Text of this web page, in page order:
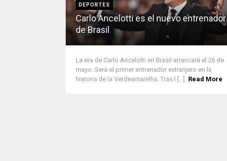
DEPORTES
Carlo Ancelotti es el nuevo entrenador
de Brasil
La era de Carlo Ancelotti en Brasil arrancará el 26 de
mayo. Será el primer entrenador extranjero en la
historia de la Verdeamarelha. Tras l [...]
Read More